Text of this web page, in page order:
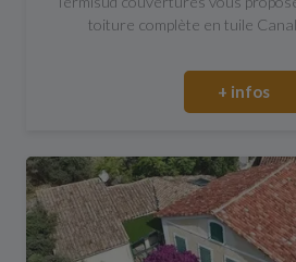
toiture complète en tuile Canal
+ infos